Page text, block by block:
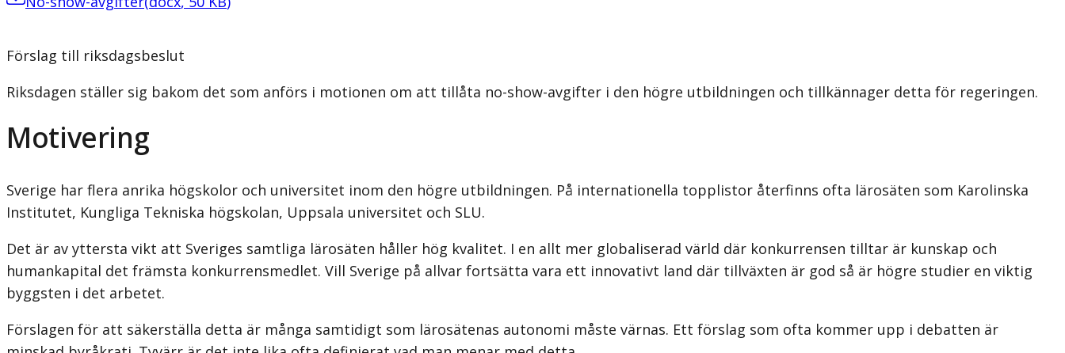
Förslag till riksdagsbeslut
Riksdagen ställer sig bakom det som anförs i motionen om att tillåta no-show-avgifter i den högre utbildningen och tillkännager detta för regeringen.
Motivering
Sverige har flera anrika högskolor och universitet inom den högre utbildningen. På internationella topplistor återfinns ofta lärosäten som Karolinska
Institutet, Kungliga Tekniska högskolan, Uppsala universitet och SLU.
Det är av yttersta vikt att Sveriges samtliga lärosäten håller hög kvalitet. I en allt mer globaliserad värld där konkurrensen tilltar är kunskap och
humankapital det främsta konkurrensmedlet. Vill Sverige på allvar fortsätta vara ett innovativt land där tillväxten är god så är högre studier en viktig
byggsten i det arbetet.
Förslagen för att säkerställa detta är många samtidigt som lärosätenas autonomi måste värnas. Ett förslag som ofta kommer upp i debatten är